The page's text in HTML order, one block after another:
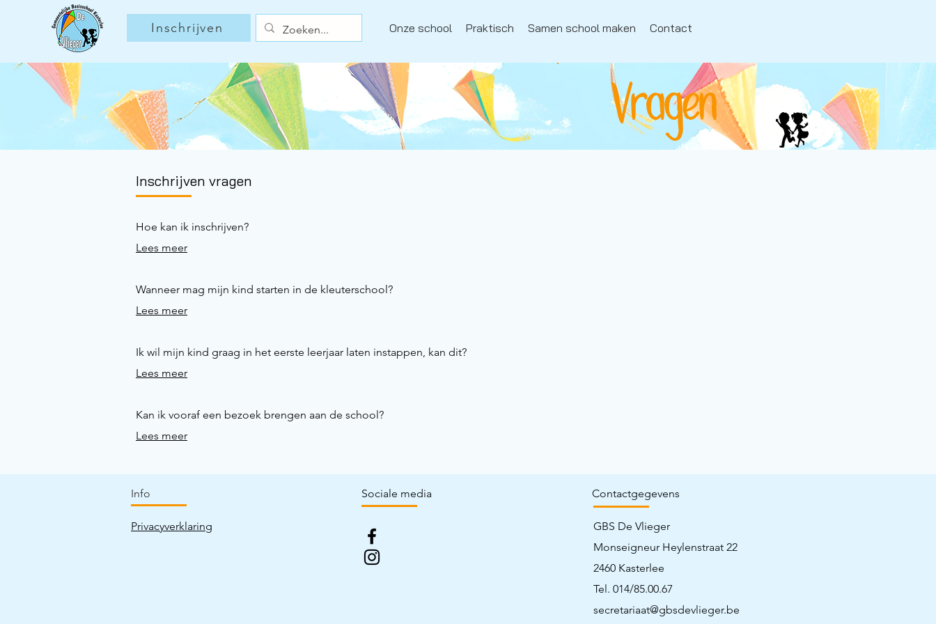
Inschrijven Onze school Praktisch Samen school maken Contact
Vragen
Inschrijven vragen
Hoe kan ik inschrijven?
Lees meer
Wanneer mag mijn kind starten in de kleuterschool?
Lees meer
Ik wil mijn kind graag in het eerste leerjaar laten instappen, kan dit?
Lees meer
Kan ik vooraf een bezoek brengen aan de school?
Lees meer
Info
Privacyverklaring
Sociale media Contactgegevens
GBS De Vlieger
Monseigneur Heylenstraat 22
2460 Kasterlee
Tel. 014/85.00.67
secretariaat@gbsdevlieger.be